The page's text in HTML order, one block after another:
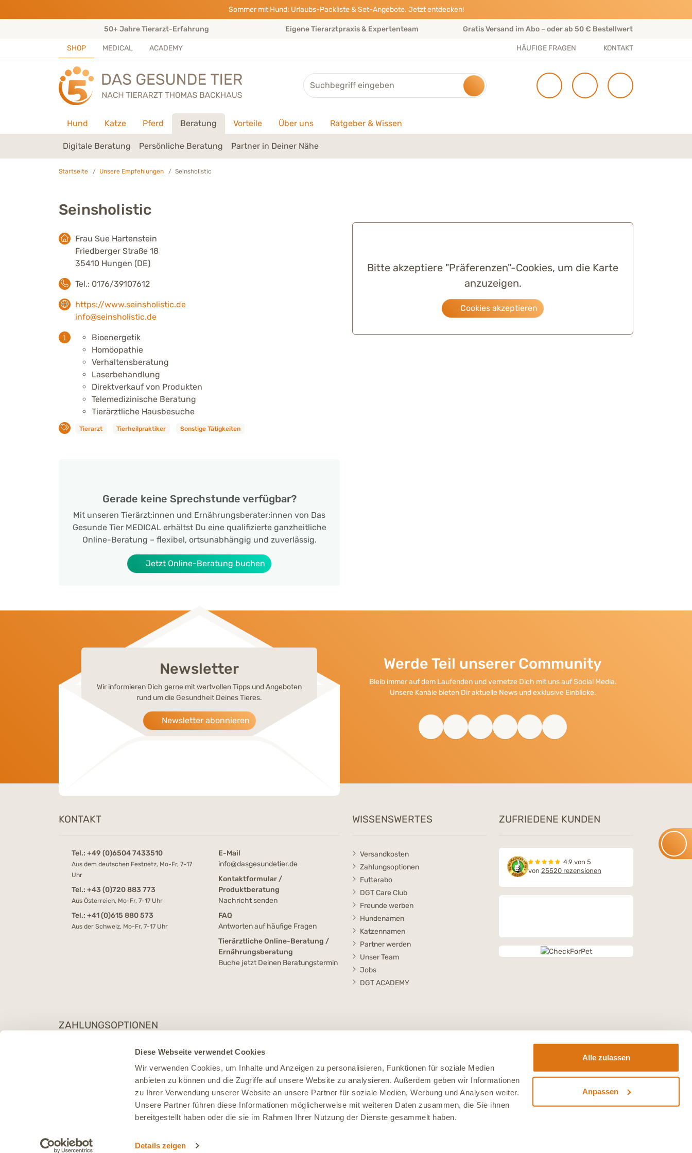
Diese Webseite verwendet Cookies
Wir verwenden Cookies, um Inhalte und Anzeigen zu personalisieren, Funktionen für soziale Medien
anbieten zu können und die Zugriffe auf unsere Website zu analysieren. Außerdem geben wir Informationen
zu Ihrer Verwendung unserer Website an unsere Partner für soziale Medien, Werbung und Analysen weiter.
Unsere Partner führen diese Informationen möglicherweise mit weiteren Daten zusammen, die Sie ihnen
bereitgestellt haben oder die sie im Rahmen Ihrer Nutzung der Dienste gesammelt haben.
Details zeigen
Alle zulassen
Anpassen
Sommer mit Hund: Urlaubs-Packliste & Set-Angebote. Jetzt entdecken!
50+ Jahre Tierarzt-Erfahrung Eigene Tierarztpraxis & Expertenteam Gratis Versand im Abo – oder ab 50 € Bestellwert
SHOP MEDICAL ACADEMY HÄUFIGE FRAGEN KONTAKT
Suche
Hund Katze Pferd Beratung Vorteile Über uns Ratgeber & Wissen
Digitale Beratung Persönliche Beratung Partner in Deiner Nähe
Startseite Unsere Empfehlungen Seinsholistic
Seinsholistic
Frau Sue Hartenstein
Friedberger Straße 18
35410 Hungen (DE)
Tel.: 0176/39107612
https://www.seinsholistic.de
info@seinsholistic.de
Bioenergetik
Homöopathie
Verhaltensberatung
Laserbehandlung
Direktverkauf von Produkten
Telemedizinische Beratung
Tierärztliche Hausbesuche
Tierarzt Tierheilpraktiker Sonstige Tätigkeiten
Gerade keine Sprechstunde verfügbar?
Mit unseren Tierärzt:innen und Ernährungsberater:innen von Das
Gesunde Tier MEDICAL erhältst Du eine qualifizierte ganzheitliche
Online-Beratung – flexibel, ortsunabhängig und zuverlässig.
Jetzt Online-Beratung buchen
Bitte akzeptiere "Präferenzen"-Cookies, um die Karte
anzuzeigen.
Cookies akzeptieren
Newsletter
Wir informieren Dich gerne mit wertvollen Tipps und Angeboten
rund um die Gesundheit Deines Tieres.
Newsletter abonnieren
Werde Teil unserer Community
Bleib immer auf dem Laufenden und vernetze Dich mit uns auf Social Media.
Unsere Kanäle bieten Dir aktuelle News und exklusive Einblicke.
KONTAKT
Tel.: +49 (0)6504 7433510
Aus dem deutschen Festnetz, Mo-Fr, 7-17
Uhr
Tel.: +43 (0)720 883 773
Aus Österreich, Mo-Fr, 7-17 Uhr
Tel.: +41 (0)615 880 573
Aus der Schweiz, Mo-Fr, 7-17 Uhr
E-Mail
info@dasgesundetier.de
Kontaktformular /
Produktberatung
Nachricht senden
FAQ
Antworten auf häufige Fragen
Tierärztliche Online-Beratung /
Ernährungsberatung
Buche jetzt Deinen Beratungstermin
WISSENSWERTES
Versandkosten
Zahlungsoptionen
Futterabo
DGT Care Club
Freunde werben
Hundenamen
Katzennamen
Partner werden
Unser Team
Jobs
DGT ACADEMY
ZUFRIEDENE KUNDEN
4.9 von 5
von 25520 rezensionen
ZAHLUNGSOPTIONEN
Impressum Datenschutz Widerruf AGB Cookie Einstellungen